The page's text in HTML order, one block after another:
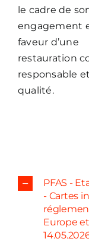
le cadre de
engagement
faveur d’une
restauration
responsable
qualité.
PFAS -
- Cartes
Europe